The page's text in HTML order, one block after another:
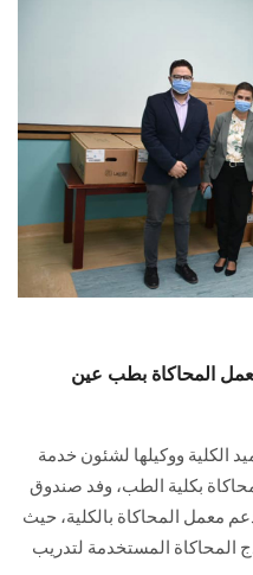
المحاكاة بطب عين
ووكيلها لشئون خدمة
بكلية الطب، وفد صندوق
معمل المحاكاة بالكلية، حيث
المحاكاة المستخدمة لتدريب